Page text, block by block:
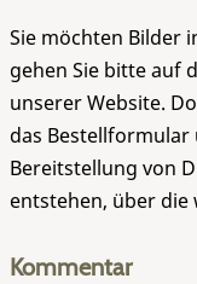
Sie möchten Bilder
gehen Sie bitte auf
unserer Website.
das
Bereitstellung von
entstehen, über
Kommentar